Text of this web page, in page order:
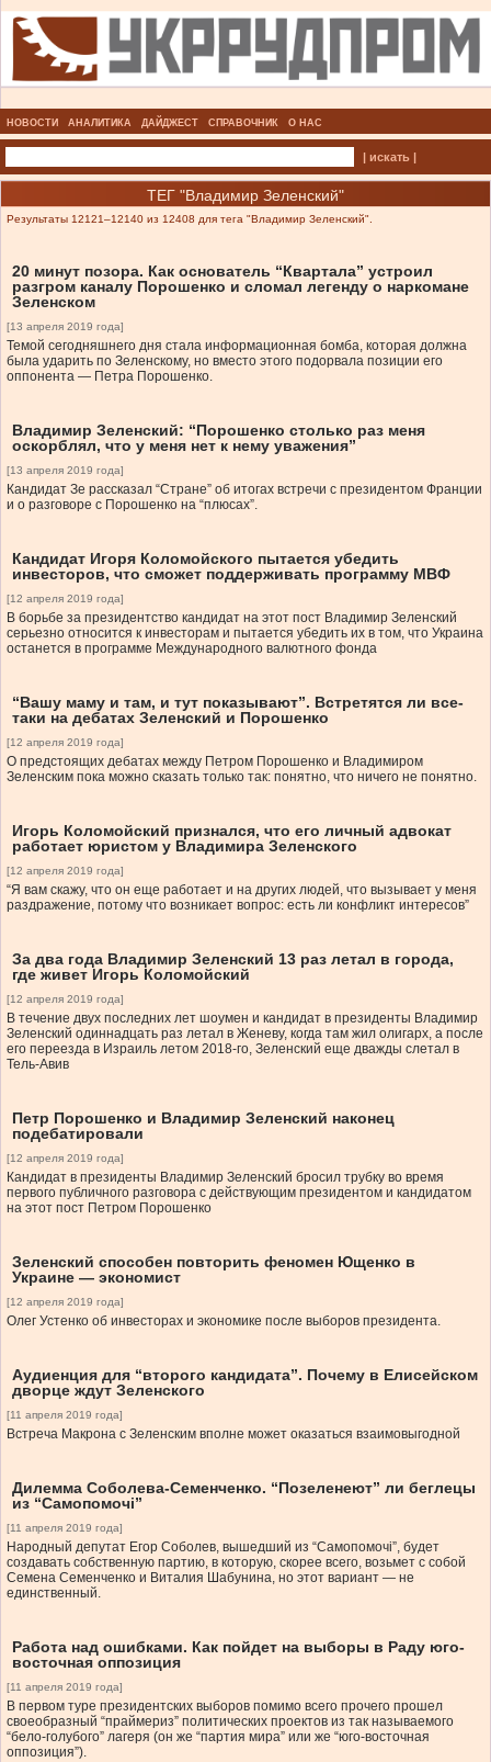
НОВОСТИ АНАЛИТИКА ДАЙДЖЕСТ СПРАВОЧНИК О НАС
| искать |
ТЕГ "Владимир Зеленский"
Результаты 12121–12140 из 12408 для тега "Владимир Зеленский".
20 минут позора. Как основатель “Квартала” устроил
разгром каналу Порошенко и сломал легенду о наркомане
Зеленском
[13 апреля 2019 года]
Темой сегодняшнего дня стала информационная бомба, которая должна
была ударить по Зеленскому, но вместо этого подорвала позиции его
оппонента — Петра Порошенко.
Владимир Зеленский: “Порошенко столько раз меня
оскорблял, что у меня нет к нему уважения”
[13 апреля 2019 года]
Кандидат Зе рассказал “Стране” об итогах встречи с президентом Франции
и о разговоре с Порошенко на “плюсах”.
Кандидат Игоря Коломойского пытается убедить
инвесторов, что сможет поддерживать программу МВФ
[12 апреля 2019 года]
В борьбе за президентство кандидат на этот пост Владимир Зеленский
серьезно относится к инвесторам и пытается убедить их в том, что Украина
останется в программе Международного валютного фонда
“Вашу маму и там, и тут показывают”. Встретятся ли все-
таки на дебатах Зеленский и Порошенко
[12 апреля 2019 года]
О предстоящих дебатах между Петром Порошенко и Владимиром
Зеленским пока можно сказать только так: понятно, что ничего не понятно.
Игорь Коломойский признался, что его личный адвокат
работает юристом у Владимира Зеленского
[12 апреля 2019 года]
“Я вам скажу, что он еще работает и на других людей, что вызывает у меня
раздражение, потому что возникает вопрос: есть ли конфликт интересов”
За два года Владимир Зеленский 13 раз летал в города,
где живет Игорь Коломойский
[12 апреля 2019 года]
В течение двух последних лет шоумен и кандидат в президенты Владимир
Зеленский одиннадцать раз летал в Женеву, когда там жил олигарх, а после
его переезда в Израиль летом 2018-го, Зеленский еще дважды слетал в
Тель-Авив
Петр Порошенко и Владимир Зеленский наконец
подебатировали
[12 апреля 2019 года]
Кандидат в президенты Владимир Зеленский бросил трубку во время
первого публичного разговора с действующим президентом и кандидатом
на этот пост Петром Порошенко
Зеленский способен повторить феномен Ющенко в
Украине — экономист
[12 апреля 2019 года]
Олег Устенко об инвесторах и экономике после выборов президента.
Аудиенция для “второго кандидата”. Почему в Елисейском
дворце ждут Зеленского
[11 апреля 2019 года]
Встреча Макрона с Зеленским вполне может оказаться взаимовыгодной
Дилемма Соболева-Семенченко. “Позеленеют” ли беглецы
из “Самопомочі”
[11 апреля 2019 года]
Народный депутат Егор Соболев, вышедший из “Самопомочі”, будет
создавать собственную партию, в которую, скорее всего, возьмет с собой
Семена Семенченко и Виталия Шабунина, но этот вариант — не
единственный.
Работа над ошибками. Как пойдет на выборы в Раду юго-
восточная оппозиция
[11 апреля 2019 года]
В первом туре президентских выборов помимо всего прочего прошел
своеобразный “праймериз” политических проектов из так называемого
“бело-голубого” лагеря (он же “партия мира” или же “юго-восточная
оппозиция”).